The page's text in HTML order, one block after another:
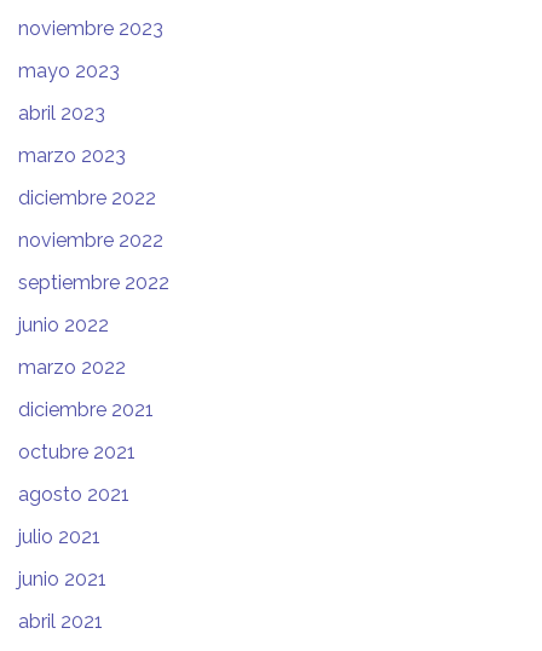
noviembre 2023
mayo 2023
abril 2023
marzo 2023
diciembre 2022
noviembre 2022
septiembre 2022
junio 2022
marzo 2022
diciembre 2021
octubre 2021
agosto 2021
julio 2021
junio 2021
abril 2021